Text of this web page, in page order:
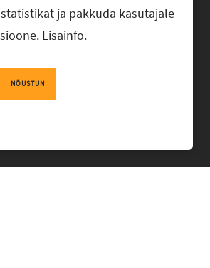
,rask@rask.ee
ja pakkuda kasutajale
Lisainfo.
NÕUSTUN